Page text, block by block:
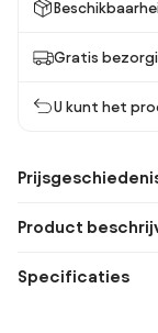
Gratis
U kunt het
Product
Specificaties